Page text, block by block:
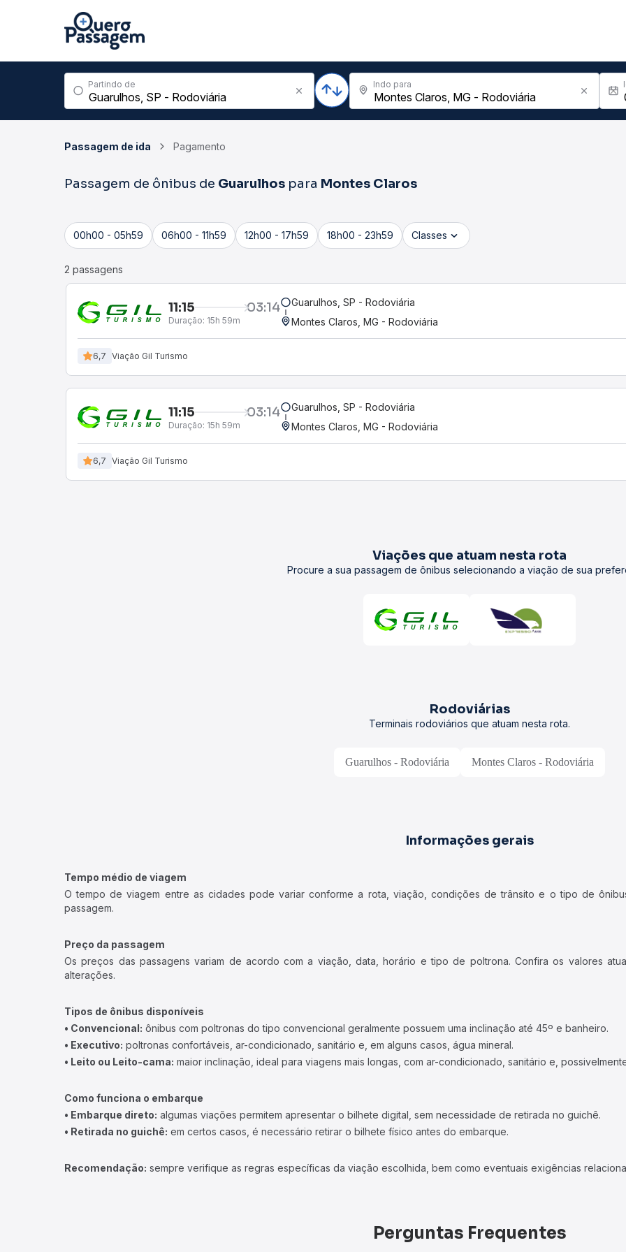
Partindo de Indo para
Passagem de ida Pagamento
Passagem de ônibus de Guarulhos para Montes Claros
00h00 - 05h59 06h00 - 11h59 12h00 - 17h59 18h00 - 23h59 Classes
2 passagens
11:15 03:14
Duração: 15h 59m
Guarulhos, SP - Rodoviária
Montes Claros, MG - Rodoviária
6,7 Viação Gil Turismo
11:15 03:14
Duração: 15h 59m
Guarulhos, SP - Rodoviária
Montes Claros, MG - Rodoviária
6,7 Viação Gil Turismo
Viações que atuam nesta rota
Procure a sua passagem de ônibus selecionando a viação de sua
Rodoviárias
Terminais rodoviários que atuam nesta rota.
Guarulhos - Rodoviária Montes Claros - Rodoviária
Informações gerais
Tempo médio de viagem
O tempo de viagem entre as cidades pode variar conforme a rota, viação, condições de trânsito e o tipo de
passagem.
Preço da passagem
Os preços das passagens variam de acordo com a viação, data, horário e tipo de poltrona. Confira os valores
alterações.
Tipos de ônibus disponíveis
• Convencional: ônibus com poltronas do tipo convencional geralmente possuem uma inclinação até 45º e banheiro.
• Executivo: poltronas confortáveis, ar-condicionado, sanitário e, em alguns casos, água mineral.
• Leito ou Leito-cama: maior inclinação, ideal para viagens mais longas, com ar-condicionado, sanitário e,
Como funciona o embarque
• Embarque direto: algumas viações permitem apresentar o bilhete digital, sem necessidade de retirada no guichê.
• Retirada no guichê: em certos casos, é necessário retirar o bilhete físico antes do embarque.
Recomendação: sempre verifique as regras específicas da viação escolhida, bem como eventuais exigências
Perguntas Frequentes